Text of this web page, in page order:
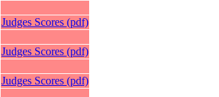
Judges Scores (pdf)
Judges Scores (pdf)
Judges Scores (pdf)